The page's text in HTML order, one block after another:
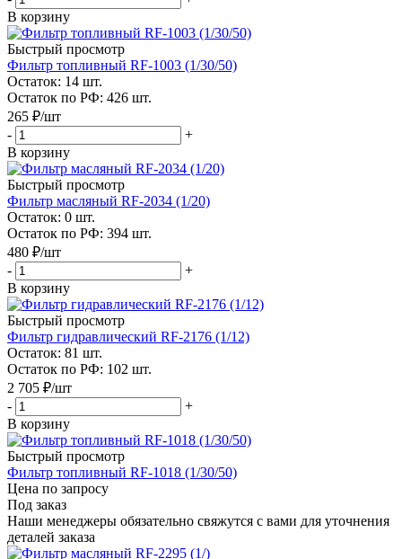
В корзину
Быстрый просмотр
Фильтр топливный RF-1003 (1/30/50)
Остаток: 14 шт.
Остаток по РФ: 426 шт.
265 ₽/шт
-
+
В корзину
Быстрый просмотр
Фильтр масляный RF-2034 (1/20)
Остаток: 0 шт.
Остаток по РФ: 394 шт.
480 ₽/шт
-
+
В корзину
Быстрый просмотр
Фильтр гидравлический RF-2176 (1/12)
Остаток: 81 шт.
Остаток по РФ: 102 шт.
2 705 ₽/шт
-
+
В корзину
Быстрый просмотр
Фильтр топливный RF-1018 (1/30/50)
Цена по запросу
Под заказ
Наши менеджеры обязательно свяжутся с вами для уточнения
деталей заказа